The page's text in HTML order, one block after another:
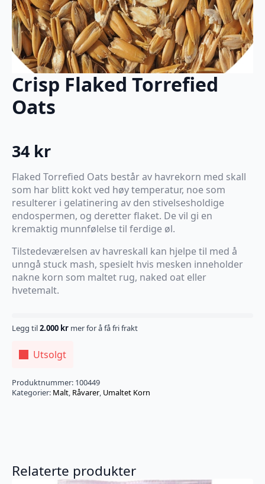
Crisp Flaked Torrefied
Oats
34 kr
Flaked Torrefied Oats består av havrekorn med skall
som har blitt kokt ved høy temperatur, noe som
resulterer i gelatinering av den stivelsesholdige
endospermen, og deretter flaket. De vil gi en
kremaktig munnfølelse til ferdige øl.
Tilstedeværelsen av havreskall kan hjelpe til med å
unngå stuck mash, spesielt hvis mesken inneholder
nakne korn som maltet rug, naked oat eller
hvetemalt.
Legg til2.000 kr mer for å få fri frakt
Utsolgt
Produktnummer: 100449
Kategorier: Malt, Råvarer, Umaltet Korn
Relaterte produkter